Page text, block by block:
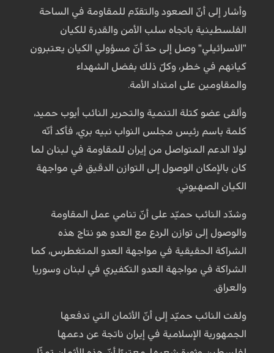
وأشار إلى أنّ الصعود والتقدّم للمقاومة في الساحة
الفلسطينية باتجاه سلب الأمن والقدرة للكيان
"الاسرائيلي" وصل إلى حدّ أنّ مسؤولي الكيان يعتبرون
كيانهم في خطر، وكلّ ذلك بفضل الشهداء
والمقاومين على امتداد الأمة.
وألقى عضو كتلة التنمية والتحرير النائب أيوب حميد،
كلمة باسم رئيس مجلس النواب نبيه بري، فأكد أنّه
لولا الدعم المتواصل من إيران للمقاومة في لبنان لما
كان بالإمكان الوصول إلى التوازن الدقيق في مواجهة
الكيان الصهيوني.
وشدّد النائب حميّد على أنّ تنامي عمل المقاومة
والوصول إلى توازن الردع مع العدو هو نتاج هذه
الشراكة الحقيقية في مواجهة العدو المتغطرس، كما
الشراكة في مواجهة العدو التكفيري في لبنان وسوريا
والعراق.
ولفت النائب حميّد إلى أنّ الأثمان التي تدفعها
الجمهورية الإسلامية في إيران ناتجة عن دعمها